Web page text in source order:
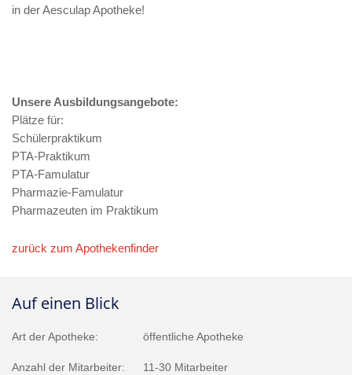
in der Aesculap Apotheke!
Unsere Ausbildungsangebote:
Plätze für:
Schülerpraktikum
PTA-Praktikum
PTA-Famulatur
Pharmazie-Famulatur
Pharmazeuten im Praktikum
zurück zum Apothekenfinder
Auf einen Blick
Art der Apotheke: öffentliche Apotheke
Anzahl der Mitarbeiter: 11-30 Mitarbeiter